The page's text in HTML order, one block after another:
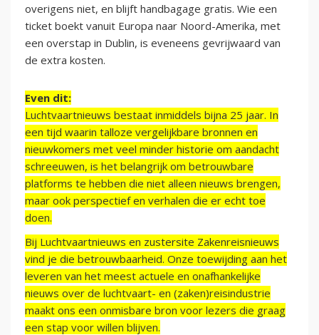
overigens niet, en blijft handbagage gratis. Wie een
ticket boekt vanuit Europa naar Noord-Amerika, met
een overstap in Dublin, is eveneens gevrijwaard van
de extra kosten.
Even dit:
Luchtvaartnieuws bestaat inmiddels bijna 25 jaar. In
een tijd waarin talloze vergelijkbare bronnen en
nieuwkomers met veel minder historie om aandacht
schreeuwen, is het belangrijk om betrouwbare
platforms te hebben die niet alleen nieuws brengen,
maar ook perspectief en verhalen die er echt toe
doen.
Bij Luchtvaartnieuws en zustersite Zakenreisnieuws
vind je die betrouwbaarheid. Onze toewijding aan het
leveren van het meest actuele en onafhankelijke
nieuws over de luchtvaart- en (zaken)reisindustrie
maakt ons een onmisbare bron voor lezers die graag
een stap voor willen blijven.